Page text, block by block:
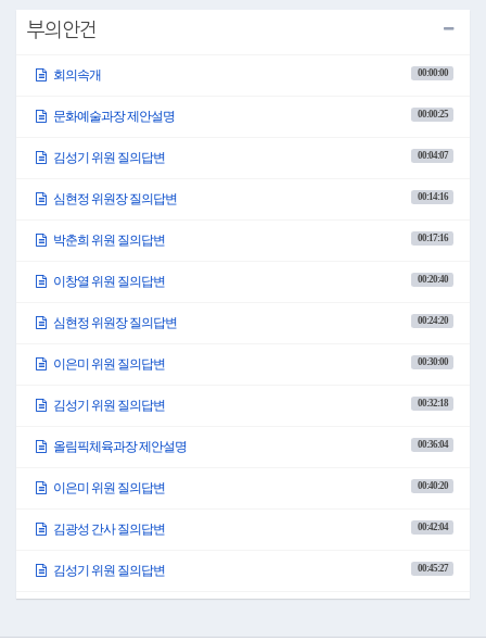
초중고등교육역량강화 공교육운영지원에서 평창군 교육정책 발전방향 연구용역비
2,200만 원을 편성하였습니다.
기 구입 150만 원을, 수학아카데미아 조성에서 수학아카데미아 운영 방안 연구용역비
다음 장 160쪽은 생략하겠습니다.
청소년 방과 후 아카데미 운영 보조에서 청소년 방과 후 아카데미 운영 위탁금 1억
청소년상담복지센터 운영에서 위탁금 410만 원을 감액하여 위탁 사업비 410만 원을
증액 편성하였고, 학교 밖 청소년 급식지원 보조사업에서 급식지원비 346만 4천원을
162쪽입니다.
이상 제안 설명을 마치겠습니다.
이은미 위원님 질의해 주시기 바랍니다.
과장님, 명세서는 161페이지, 설명 자료 82페이지.
청소년 방과 후 아카데미 운영에 대해서 질의드리겠습니다.
○인재육성과장 이현진: 네.
○인재육성과장 이현진: 청소년 방과 후 아카데미는 기존에 진부 청소년 문화의 집 내
였습니다.
게 됐습니다.
평창군 청소년 문화의 집 내에서 방과 후 아카데미를 만들어서 여기는 중학생 대상 20
명을 대상으로 운영을 하게 되는데 학습지원이라든가 체험, 그밖에 예체능, 급식. 중
요한 것은 주 5일, 1일 4시간씩 한 5일 동안 하는데요.
일주일에 20시간 하는데 여기에는 각종 프로그램 운영뿐만 아니라 급식 지원을 해 줘
부의안건
회의속개 00:00:00
문화예술과장 제안설명 00:00:25
김성기 위원 질의답변 00:04:07
심현정 위원장 질의답변 00:14:16
박춘희 위원 질의답변 00:17:16
이창열 위원 질의답변 00:20:40
심현정 위원장 질의답변 00:24:20
이은미 위원 질의답변 00:30:00
김성기 위원 질의답변 00:32:18
올림픽체육과장 제안설명 00:36:04
이은미 위원 질의답변 00:40:20
김광성 간사 질의답변 00:42:04
김성기 위원 질의답변 00:45:27